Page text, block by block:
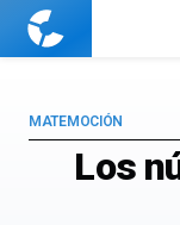
Cuaderno
Los
MATEMOCIÓN